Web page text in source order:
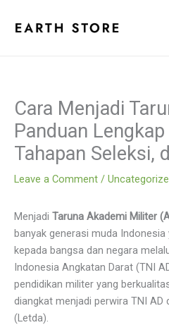
Cara Menjadi
Panduan
Tahapan Seleksi,
Leave a Comment /
Menjadi Taruna Akademi Militer
banyak generasi muda
kepada bangsa dan negara
Indonesia Angkatan Darat (TNI
pendidikan militer yang
diangkat menjadi perwira TNI AD
(Letda).